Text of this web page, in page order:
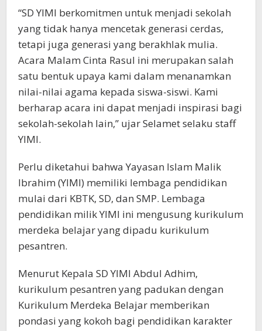
“SD YIMI berkomitmen untuk menjadi sekolah
yang tidak hanya mencetak generasi cerdas,
tetapi juga generasi yang berakhlak mulia.
Acara Malam Cinta Rasul ini merupakan salah
satu bentuk upaya kami dalam menanamkan
nilai-nilai agama kepada siswa-siswi. Kami
berharap acara ini dapat menjadi inspirasi bagi
sekolah-sekolah lain,” ujar Selamet selaku staff
YIMI.
Perlu diketahui bahwa Yayasan Islam Malik
Ibrahim (YIMI) memiliki lembaga pendidikan
mulai dari KBTK, SD, dan SMP. Lembaga
pendidikan milik YIMI ini mengusung kurikulum
merdeka belajar yang dipadu kurikulum
pesantren.
Menurut Kepala SD YIMI Abdul Adhim,
kurikulum pesantren yang padukan dengan
Kurikulum Merdeka Belajar memberikan
pondasi yang kokoh bagi pendidikan karakter